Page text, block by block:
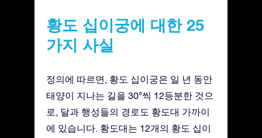
황도 십이궁에 대한 25
가지 사실
정의에 따르면, 황도 십이궁은 일 년 동안
태양이 지나는 길을 30°씩 12등분한 것으
로, 달과 행성들의 경로도 황도대 가까이
에 있습니다. 황도대는 12개의 황도 십이